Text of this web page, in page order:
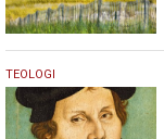
1.
februar
2017
TEOLOGI